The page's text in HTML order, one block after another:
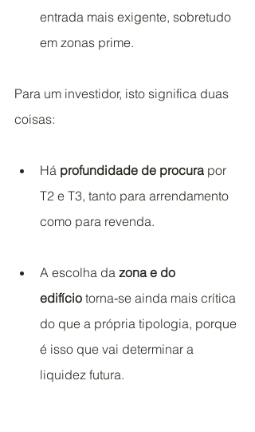
entrada mais exigente, sobretudo
em zonas prime.
Para um investidor, isto significa duas
coisas:
Há profundidade de procura por
T2 e T3, tanto para arrendamento
como para revenda.
A escolha da zona e do
edifício torna‑se ainda mais crítica
do que a própria tipologia, porque
é isso que vai determinar a
liquidez futura.